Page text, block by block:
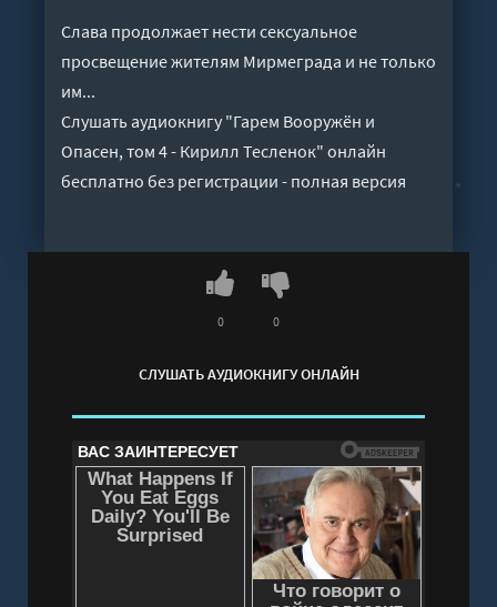
Слава продолжает нести сексуальное
просвещение жителям Мирмеграда и не только
им...
Слушать аудиокнигу "Гарем Вооружён и
Опасен, том 4 - Кирилл Тесленок" онлайн
бесплатно без регистрации - полная версия
СЛУШАТЬ АУДИОКНИГУ ОНЛАЙН
0 0